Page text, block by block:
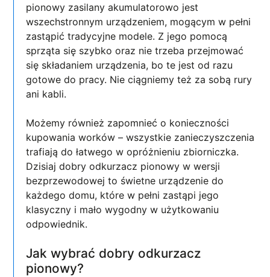
pionowy zasilany akumulatorowo jest
wszechstronnym urządzeniem, mogącym w pełni
zastąpić tradycyjne modele. Z jego pomocą
sprząta się szybko oraz nie trzeba przejmować
się składaniem urządzenia, bo te jest od razu
gotowe do pracy. Nie ciągniemy też za sobą rury
ani kabli.
Możemy również zapomnieć o konieczności
kupowania worków – wszystkie zanieczyszczenia
trafiają do łatwego w opróżnieniu zbiorniczka.
Dzisiaj dobry odkurzacz pionowy w wersji
bezprzewodowej to świetne urządzenie do
każdego domu, które w pełni zastąpi jego
klasyczny i mało wygodny w użytkowaniu
odpowiednik.
Jak wybrać dobry odkurzacz
pionowy?